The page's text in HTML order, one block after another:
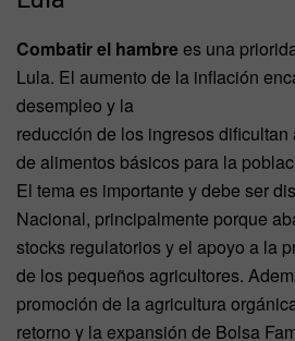
Combatir el hambrees una
Lula. El aumento de la inflación
desempleo y la
reducción de los ingresos
de alimentos básicos para la
El tema es importante y debe ser
Nacional, principalmente porque
stocks regulatorios y el apoyo a la
de los pequeños agricultores.
promoción de la agricultura
retorno y la expansión de Bolsa